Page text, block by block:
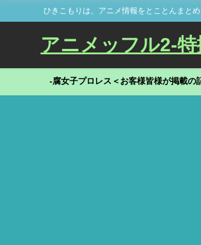
ひきこもりは、アニメ情報をとことんまと
アニメッフル2-
-腐女子プロレス＜お客様皆様が掲載の